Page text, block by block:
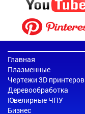
Главная
Плазменные
Чертежи 3D принтеров
Деревообработка
Ювелирные ЧПУ
Бизнес